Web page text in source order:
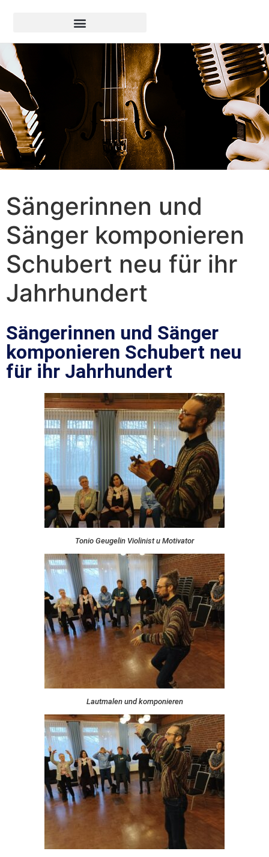
Sängerinnen und
Sänger komponieren
Schubert neu für ihr
Jahrhundert
Sängerinnen und Sänger
komponieren Schubert neu
für ihr Jahrhundert
Tonio Geugelin Violinist u Motivator
Lautmalen und komponieren